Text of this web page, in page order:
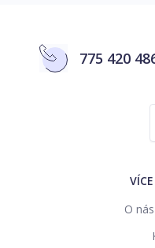
775 420
O